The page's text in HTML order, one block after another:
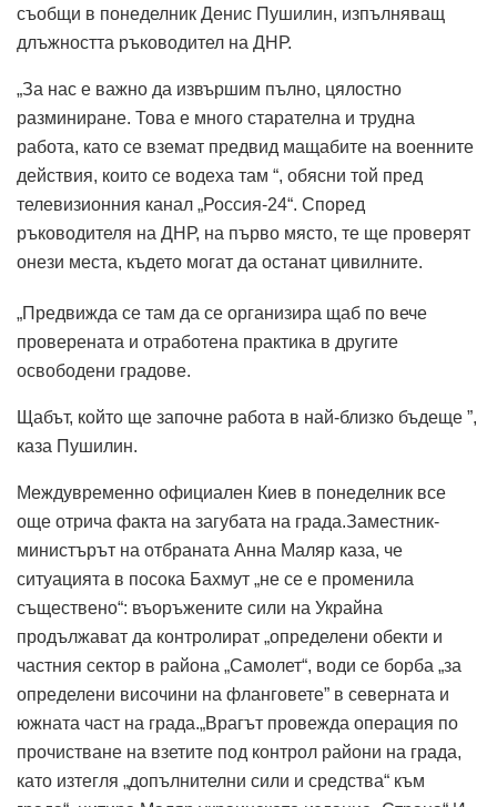
съобщи в понеделник Денис Пушилин, изпълняващ
длъжността ръководител на ДНР.
„За нас е важно да извършим пълно, цялостно
разминиране. Това е много старателна и трудна
работа, като се вземат предвид мащабите на военните
действия, които се водеха там “, обясни той пред
телевизионния канал „Россия-24“. Според
ръководителя на ДНР, на първо място, те ще проверят
онези места, където могат да останат цивилните.
„Предвижда се там да се организира щаб по вече
проверената и отработена практика в другите
освободени градове.
Щабът, който ще започне работа в най-близко бъдеще ”,
каза Пушилин.
Междувременно официален Киев в понеделник все
още отрича факта на загубата на града.Заместник-
министърът на отбраната Анна Маляр каза, че
ситуацията в посока Бахмут „не се е променила
съществено“: въоръжените сили на Украйна
продължават да контролират „определени обекти и
частния сектор в района „Самолет“, води се борба „за
определени височини на фланговете” в северната и
южната част на града.„Врагът провежда операция по
прочистване на взетите под контрол райони на града,
като изтегля „допълнителни сили и средства“ към